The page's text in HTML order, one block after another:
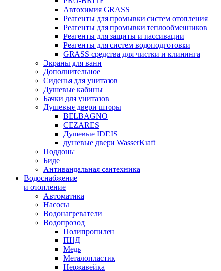
Автохимия GRASS
Реагенты для промывки систем отопления
Реагенты для промывки теплообменников
Реагенты для защиты и пассивации
Реагенты для систем водоподготовки
GRASS средства для чистки и клининга
Экраны для ванн
Дополнительное
Сиденья для унитазов
Душевые кабины
Бачки для унитазов
Душевые двери шторы
BELBAGNO
CEZARES
Душевые IDDIS
душевые двери WasserKraft
Поддоны
Биде
Антивандальная сантехника
Водоснабжение
и отопление
Автоматика
Насосы
Водонагреватели
Водопровод
Полипропилен
ПНД
Медь
Металопластик
Нержавейка